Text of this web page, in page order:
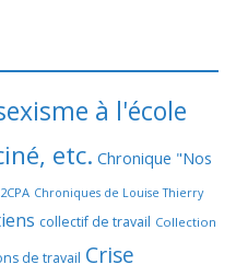
à l'école
etc. Chronique "Nos
Chroniques de Louise Thierry
collectif de travail Collection
de travail Crise